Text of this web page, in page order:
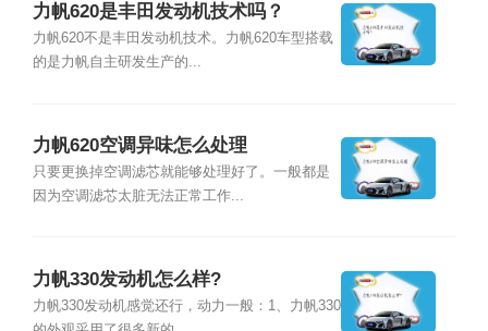
力帆620是丰田发动机技术吗？
力帆620不是丰田发动机技术。力帆620车型搭载
的是力帆自主研发生产的...
力帆620空调异味怎么处理
只要更换掉空调滤芯就能够处理好了。一般都是
因为空调滤芯太脏无法正常工作...
力帆330发动机怎么样?
力帆330发动机感觉还行，动力一般：1、力帆330